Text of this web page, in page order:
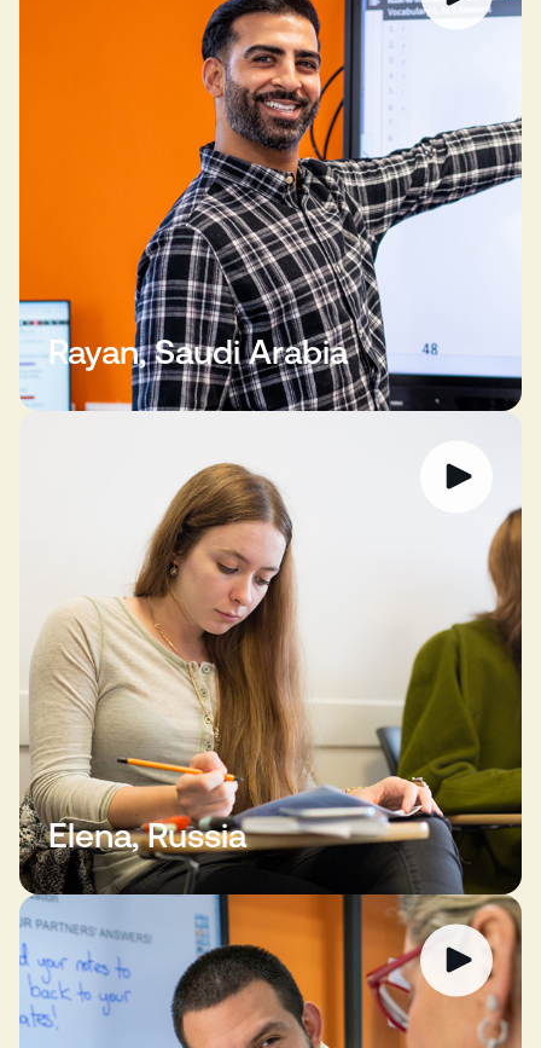
Rayan, Saudi Arabia
Elena, Russia